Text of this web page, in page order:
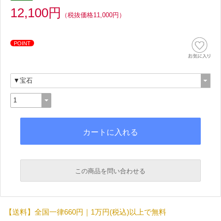
12,100円 （税抜価格11,000円）
POINT
この商品を問い合わせる
【送料】全国一律660円｜1万円(税込)以上で無料